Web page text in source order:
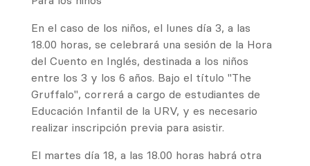
En el caso de los niños, el lunes día 3, a las
18.00 horas, se celebrará una sesión de la Hora
del Cuento en Inglés, destinada a los niños
entre los 3 y los 6 años. Bajo el título "The
Gruffalo", correrá a cargo de estudiantes de
Educación Infantil de la URV, y es necesario
realizar inscripción previa para asistir.
El martes día 18, a las 18.00 horas habrá otra